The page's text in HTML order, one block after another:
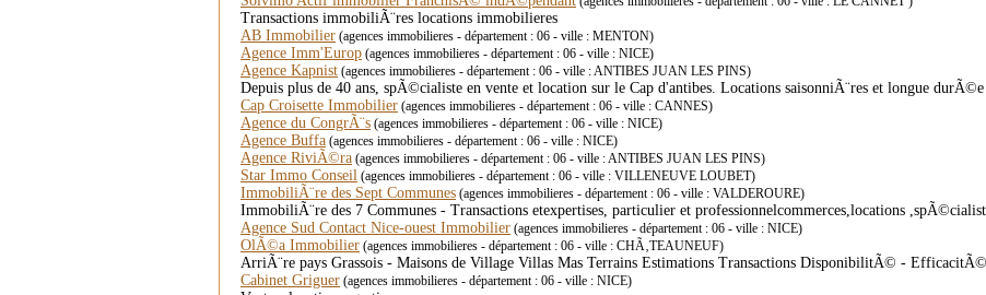
Transactions immobiliÃ¨res locations immobilieres
AB Immobilier (agences immobilieres - département : 06 - ville : MENTON)
Agence Imm'Europ (agences immobilieres - département : 06 - ville : NICE)
Agence Kapnist (agences immobilieres - département : 06 - ville : ANTIBES JUAN LES PINS)
Depuis plus de 40 ans, spÃ©cialiste en vente et location sur le Cap d'antibes. Locations saisonniÃ¨res et longue durÃ©e
Cap Croisette Immobilier (agences immobilieres - département : 06 - ville : CANNES)
Agence du CongrÃ¨s (agences immobilieres - département : 06 - ville : NICE)
Agence Buffa (agences immobilieres - département : 06 - ville : NICE)
Agence RiviÃ©ra (agences immobilieres - département : 06 - ville : ANTIBES JUAN LES PINS)
Star Immo Conseil (agences immobilieres - département : 06 - ville : VILLENEUVE LOUBET)
ImmobiliÃ¨re des Sept Communes (agences immobilieres - département : 06 - ville : VALDEROURE)
ImmobiliÃ¨re des 7 Communes - Transactions etexpertises, particulier et professionnelcommerces,locations
Agence Sud Contact Nice-ouest Immobilier (agences immobilieres - département : 06 - ville : NICE)
OlÃ©a Immobilier (agences immobilieres - département : 06 - ville : CHÃ‚TEAUNEUF)
ArriÃ¨re pays Grassois - Maisons de Village Villas Mas Terrains Estimations Transactions DisponibilitÃ© -
Cabinet Griguer (agences immobilieres - département : 06 - ville : NICE)